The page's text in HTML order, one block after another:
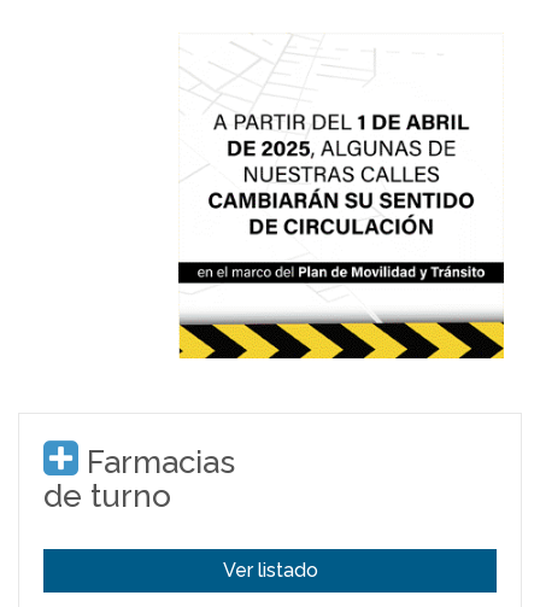
Farmacias
de turno
Ver listado